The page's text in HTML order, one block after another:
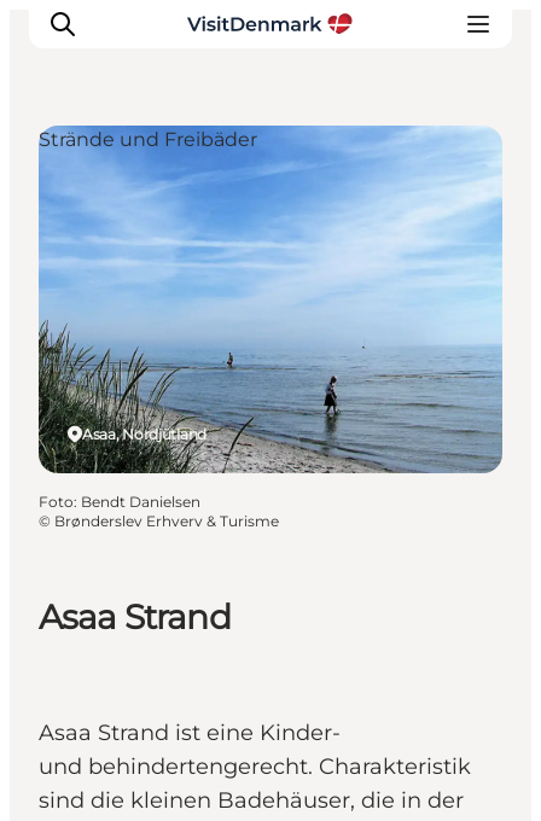
Inspiration
Regionen
Erlebnisse
Unterkünfte
Reiseplanung
Asaa Strand
Asaa Strand ist eine Kinder-
und behindertengerecht. Charakteristik
sind die kleinen Badehäuser, die in der
Asaa, Nordjütland
Strände und Freibäder
Foto: Bendt Danielsen
© Brønderslev Erhverv & Turisme